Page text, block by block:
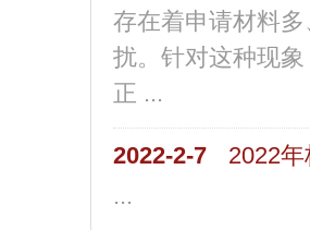
存在着申请材料
扰。针对这种现
正 ...
2022-2-7
2022
...